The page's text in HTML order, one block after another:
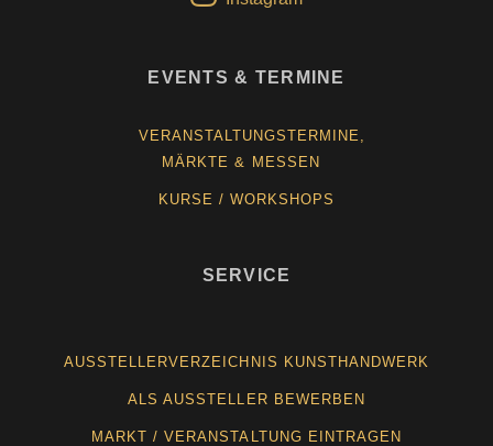
EVENTS & TERMINE
VERANSTALTUNGSTERMINE,
MÄRKTE & MESSEN
KURSE / WORKSHOPS
SERVICE
AUSSTELLERVERZEICHNIS KUNSTHANDWERK
ALS AUSSTELLER BEWERBEN
MARKT / VERANSTALTUNG EINTRAGEN